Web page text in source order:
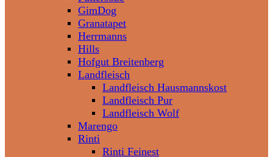
GimDog
Granatapet
Herrmanns
Hills
Hofgut Breitenberg
Landfleisch
Landfleisch Hausmannskost
Landfleisch Pur
Landfleisch Wolf
Marengo
Rinti
Rinti Feinest